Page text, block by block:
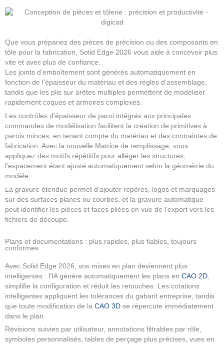
Que vous prépariez des pièces de précision ou des composants en
tôle pour la fabrication, Solid Edge 2026 vous aide à concevoir plus
vite et avec plus de confiance.
Les joints d’emboîtement sont générés automatiquement en
fonction de l’épaisseur du matériau et des règles d’assemblage,
tandis que les plis sur arêtes multiples permettent de modéliser
rapidement coques et armoires complexes.
Les contrôles d’épaisseur de paroi intégrés aux principales
commandes de modélisation facilitent la création de primitives à
parois minces, en tenant compte du matériau et des contraintes de
fabrication. Avec la nouvelle Matrice de remplissage, vous
appliquez des motifs répétitifs pour alléger les structures,
l’espacement étant ajusté automatiquement selon la géométrie du
modèle.
La gravure étendue permet d’ajouter repères, logos et marquages
sur des surfaces planes ou courbes, et la gravure automatique
peut identifier les pièces et faces pliées en vue de l’export vers les
fichiers de découpe.
Plans et documentations : plus rapides, plus fiables, toujours
conformes
Avec Solid Edge 2026, vos mises en plan deviennent plus
intelligentes : l’IA génère automatiquement les plans en CAO 2D
simplifie la configuration et réduit les retouches. Les cotations
intelligentes appliquent les tolérances du gabarit entreprise, tandis
que toute modification de la CAO 3D se répercute immédiatement
dans le plan.
Révisions suivies par utilisateur, annotations filtrables par rôle,
symboles personnalisés, tables de perçage plus précises, vues en